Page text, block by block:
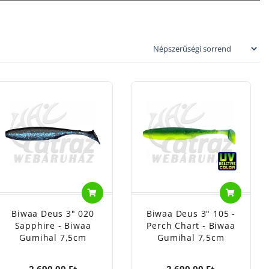
egy mély
tehát oda,
hossza
hiszen ők már
biztosan
esetén a
míg
hogy
Biwaa Deus 3" 020
Sapphire - Biwaa
Gumihal 7,5cm
Biwaa Deus 3" 105 -
Perch Chart - Biwaa
Gumihal 7,5cm